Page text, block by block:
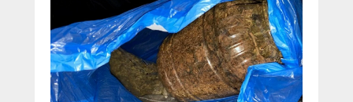
Социальные ролики
Документальные фильмы
Прямой разговор
В знании сила
Специальный репортаж
КиберПОСТОВОЙ
Газета «Щит и меч»
Журнал «Полиция России»
О ПОРТАЛЕ
Контакты
Вакансии